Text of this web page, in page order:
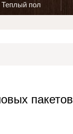
Теплый пол